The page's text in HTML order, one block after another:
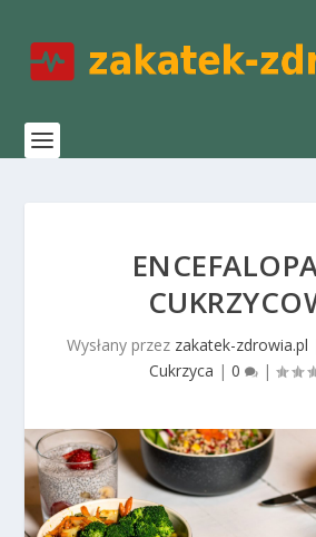
Wysłany przez zakatek-zdrowia.pl
Cukrzyca | 0 |